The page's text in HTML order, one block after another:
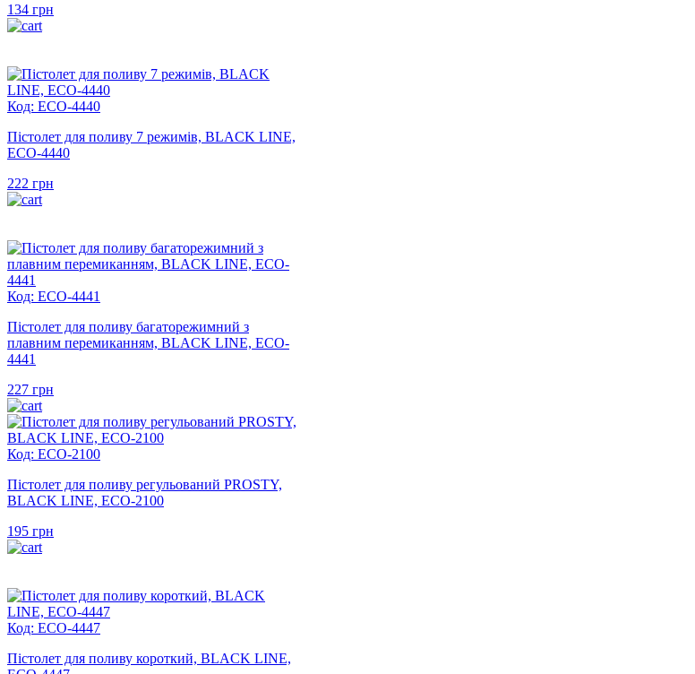
134 грн
Код: ECO-4440
Пістолет для поливу 7 режимів, BLACK LINE,
ECO-4440
222 грн
Код: ECO-4441
Пістолет для поливу багаторежимний з
плавним перемиканням, BLACK LINE, ECO-
4441
227 грн
Код: ECO-2100
Пістолет для поливу регульований PROSTY,
BLACK LINE, ECO-2100
195 грн
Код: ECO-4447
Пістолет для поливу короткий, BLACK LINE,